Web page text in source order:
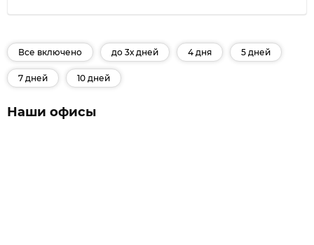
Все включено до 3х дней 4 дня 5 дней
7 дней 10 дней
Наши офисы